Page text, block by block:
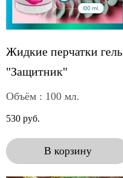
Жидкие перчатки гель
"Защитник"
Объём : 100 мл.
530 руб.
В корзину